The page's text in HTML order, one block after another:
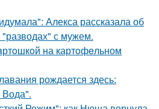
Алекса рассказала об
с мужем.
на картoфeльном
рождается здесь: